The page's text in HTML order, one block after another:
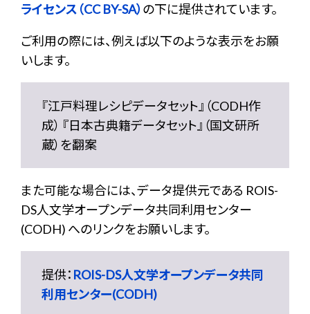
ライセンス（CC BY-SA） の下に提供されています。
ご利用の際には、例えば以下のような表示をお願
いします。
『江戸料理レシピデータセット』（CODH作
成） 『日本古典籍データセット』（国文研所
蔵）を翻案
また可能な場合には、データ提供元である ROIS-
DS人文学オープンデータ共同利用センター
(CODH) へのリンクをお願いします。
提供： ROIS-DS人文学オープンデータ共同
利用センター(CODH)